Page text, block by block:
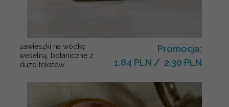
zawieszki na wódkę
weselną, botaniczne z
duzo tekstow
Promocja:
1.84 PLN / 2.30 PLN